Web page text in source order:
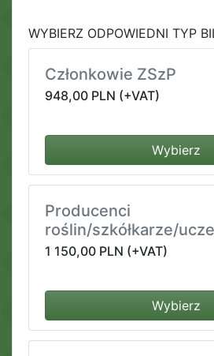
WYBIERZ ODPOWIEDNI TYP
Członkowie ZSzP
948,00 PLN (+VAT)
Wybierz
Producenci
roślin/szkółkarze/
1 150,00 PLN (+VAT)
Wybierz